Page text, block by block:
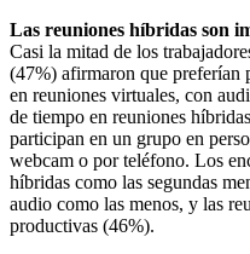
Las reuniones híbridas son
Casi la mitad de los
(47%) afirmaron que preferían
en reuniones virtuales, con
de tiempo en reuniones
participan en un grupo en
webcam o por teléfono. Los
híbridas como las segundas
audio como las menos, y las
productivas (46%).